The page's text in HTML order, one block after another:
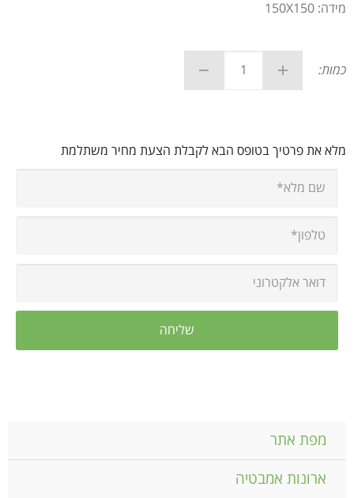
מידה: 150X150
כמות:
מלא את פרטיך בטופס הבא לקבלת הצעת מחיר משתלמת
מפת אתר
ארונות אמבטיה